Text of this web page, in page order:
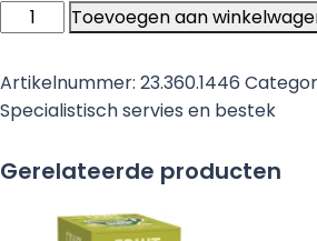
Good
Grips
Thee
lepel
aantal
Toevoegen aan
Artikelnummer: 23.360.1446
Specialistisch servies en bestek
Gerelateerde producten